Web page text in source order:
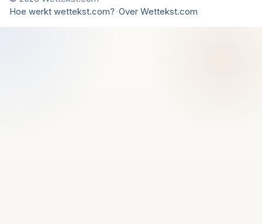
Hoe werkt wettekst.com? ·Over Wettekst.com